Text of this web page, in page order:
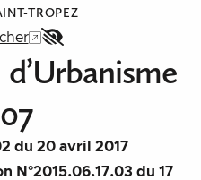
TROPEZ
Accessibilité
du 20 avril 2017
N°2015.06.17.03 du 17